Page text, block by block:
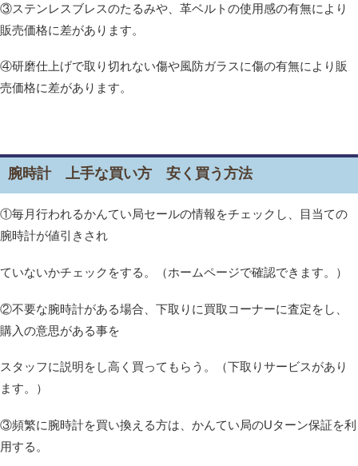
③ステンレスブレスのたるみや、革ベルトの使用感の有無により
販売価格に差があります。
④研磨仕上げで取り切れない傷や風防ガラスに傷の有無により販
売価格に差があります。
腕時計 上手な買い方 安く買う方法
①毎月行われるかんてい局セールの情報をチェックし、目当ての
腕時計が値引きされ
ていないかチェックをする。（ホームページで確認できます。）
②不要な腕時計がある場合、下取りに買取コーナーに査定をし、
購入の意思がある事を
スタッフに説明をし高く買ってもらう。（下取りサービスがあり
ます。）
③頻繁に腕時計を買い換える方は、かんてい局のUターン保証を利
用する。